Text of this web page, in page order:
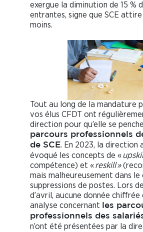
exergue la diminution de 15 %
entrantes, signe que SCE attire
moins.
Tout au long de la mandature
vos élus CFDT ont
direction pour qu’elle se
parcours professionnels
de SCE. En 2023, la direction
évoqué les concepts de «
compétence) et «reskill »
mais malheureusement dans
suppressions de postes. Lors
d’avril, aucune donnée
analyse concernant
les
professionnels des
n’ont été présentées par la